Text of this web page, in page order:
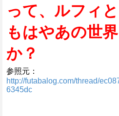
って、ルフィ
もはやあの世
か？
参照元：
http://futabalog.com/thread/
6345dc